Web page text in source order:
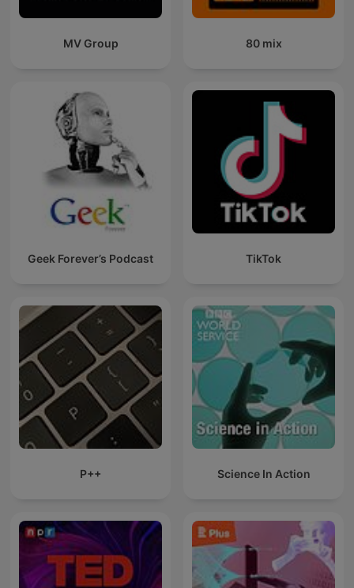
MV Group 80 mix
Geek Forever’s Podcast TikTok
P++ Science In Action